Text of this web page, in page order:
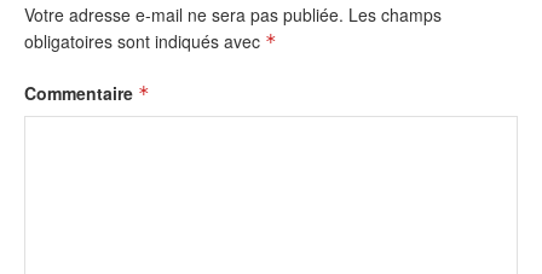
Votre adresse e-mail ne sera pas publiée. Les champs
obligatoires sont indiqués avec *
Commentaire *